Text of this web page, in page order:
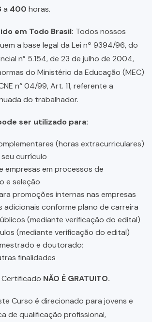
a 400 horas.
em Todo Brasil: Todos nossos
a base legal da Lei nº 9394/96, do
n° 5.154, de 23 de julho de 2004,
do Ministério da Educação (MEC)
n° 04/99, Art. 11, referente a
do trabalhador.
ser utilizado para:
(horas extracurriculares)
currículo
empresas em processos de
e seleção
promoções internas nas empresas
adicionais conforme plano de carreira
(mediante verificação do edital)
(mediante verificação do edital)
e doutorado;
finalidades
Certificado NÃO É GRATUITO.
Curso é direcionado para jovens e
de qualificação profissional,